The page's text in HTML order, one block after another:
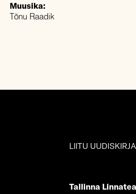
Muusika:
Tõnu Raadik
Tallinna
LIITU